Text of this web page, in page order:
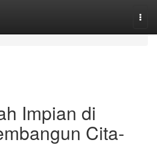
Impian di
Cita-